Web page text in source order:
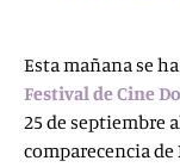
Esta mañana se
Festival de Cine
25 de septiembre
comparecencia de